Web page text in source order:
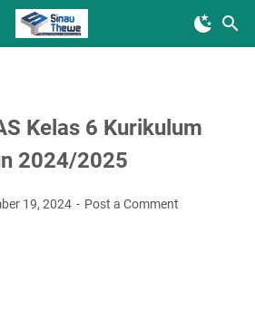
Kelas 6 Kurikulum
2024/2025
19, 2024 Post a Comment